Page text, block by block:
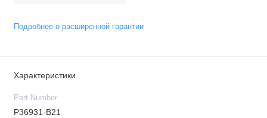
Подробнее о расширенной гарантии
Характеристики
Part Number
P36931-B21